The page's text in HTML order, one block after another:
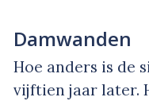
Damwanden
Hoe anders is de
vijftien jaar later.